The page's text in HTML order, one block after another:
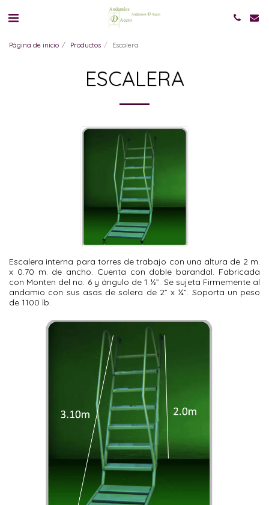
Página de inicio Productos Escalera
ESCALERA
Escalera interna para torres de trabajo con una altura de 2 m.
x 0.70 m. de ancho. Cuenta con doble barandal. Fabricada
con Monten del no. 6 y ángulo de 1 ½”. Se sujeta Firmemente al
andamio con sus asas de solera de 2” x ¼”. Soporta un peso
de 1100 lb.